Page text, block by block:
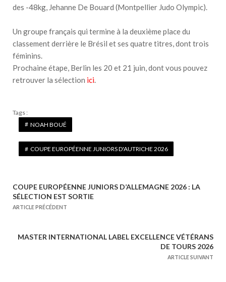
des -48kg, Jehanne De Bouard (Montpellier Judo Olympic).
Un groupe français qui termine à la deuxième place du
classement derrière le Brésil et ses quatre titres, dont trois
féminins.
Prochaine étape, Berlin les 20 et 21 juin, dont vous pouvez
retrouver la sélection ici.
Tags :
NOAH BOUÉ
COUPE EUROPÉENNE JUNIORS D'AUTRICHE 2026
N
a
COUPE EUROPÉENNE JUNIORS D’ALLEMAGNE 2026 : LA
SÉLECTION EST SORTIE
ARTICLE PRÉCÉDENT
MASTER INTERNATIONAL LABEL EXCELLENCE VÉTÉRANS
DE TOURS 2026
ARTICLE SUIVANT